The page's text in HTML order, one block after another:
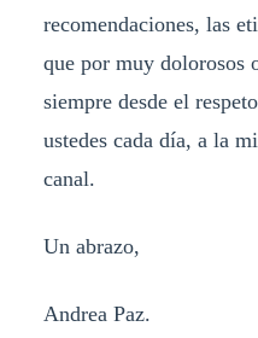
recomendaciones, las
que por muy dolorosos
siempre desde el
ustedes cada día, a la
canal.
Un abrazo,
Andrea Paz.